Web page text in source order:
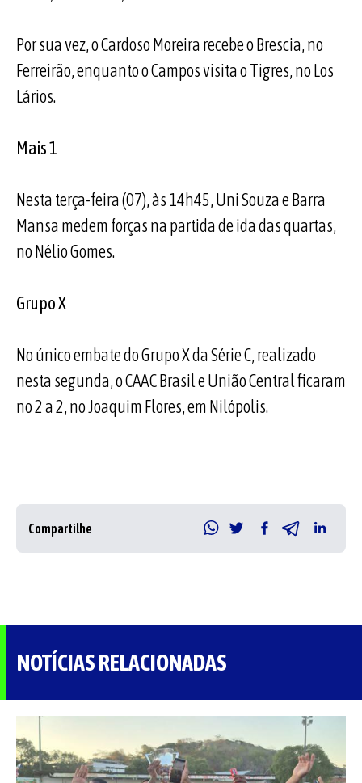
Por sua vez, o Cardoso Moreira recebe o Brescia, no
Ferreirão, enquanto o Campos visita o Tigres, no Los
Lários.
Mais 1
Nesta terça-feira (07), às 14h45, Uni Souza e Barra
Mansa medem forças na partida de ida das quartas,
no Nélio Gomes.
Grupo X
No único embate do Grupo X da Série C, realizado
nesta segunda, o CAAC Brasil e União Central ficaram
no 2 a 2, no Joaquim Flores, em Nilópolis.
Compartilhe
NOTÍCIAS RELACIONADAS